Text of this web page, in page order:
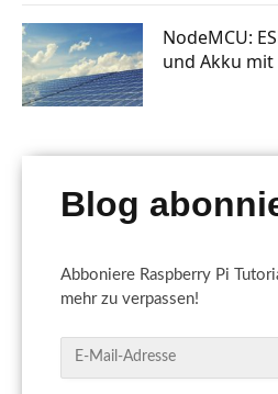
NodeMCU:
und Akku
Blog
Abboniere Raspberry Pi
mehr zu verpassen!